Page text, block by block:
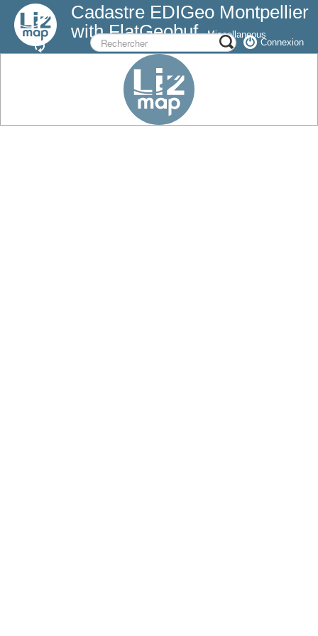
Cadastre EDIGeo Montpellier
with FlatGeobuf Miscellaneous
Connexion